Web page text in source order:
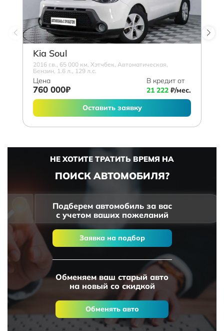
Kia Soul
2016 г.в., 65 000 км, Хэтчбек, Автоматическая,
Бензин, 1.6 л., 129 л.с.
Цена
760 000₽
В кредит от
21 222 ₽/мес.
Оставить заявку
НЕ ХОТИТЕ ТРАТИТЬ ВРЕМЯ НА
ПОИСК АВТОМОБИЛЯ?
Подберем автомобиль за вас
с учетом ваших пожеланий
Заявка на подбор
Обменяем ваш старый авто
на новый со скидкой
Обменять авто